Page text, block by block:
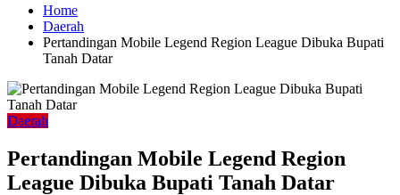
Home
Daerah
Pertandingan Mobile Legend Region League Dibuka Bupati
Tanah Datar
Daerah
Pertandingan Mobile Legend Region
League Dibuka Bupati Tanah Datar